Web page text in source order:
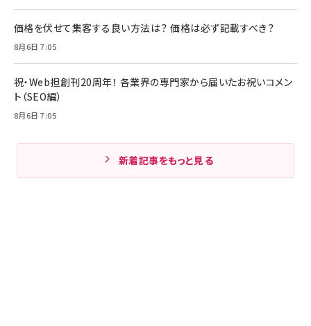
価格を伏せて集客する良い方法は？ 価格は必ず記載すべき？
8月6日 7:05
祝・Web担創刊20周年！ 各業界の専門家から届いたお祝いコメン
ト（SEO編）
8月6日 7:05
新着記事をもっと見る